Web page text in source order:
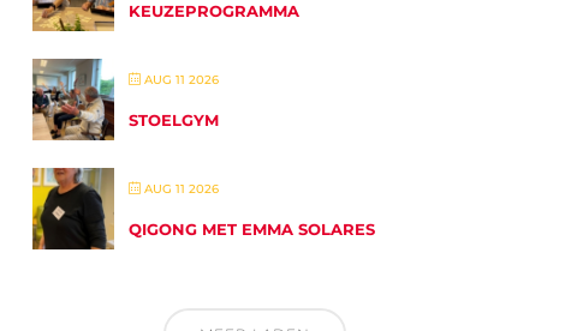
KEUZEPROGRAMMA
AUG 11 2026
STOELGYM
AUG 11 2026
QIGONG MET EMMA SOLARES